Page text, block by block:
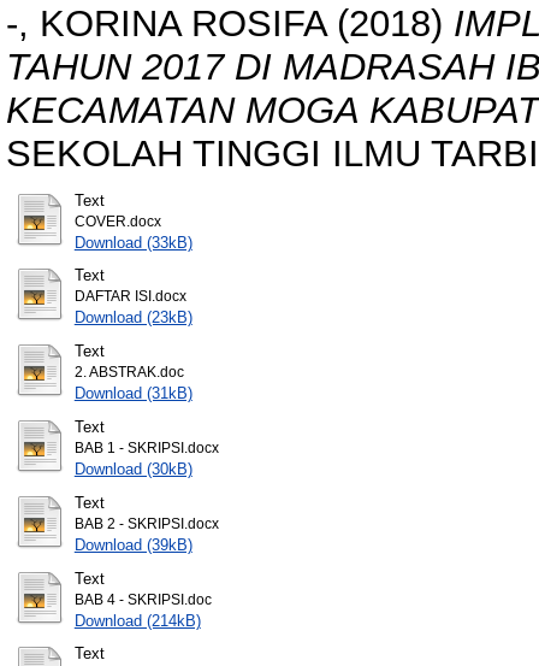
-, KORINA ROSIFA(2018)
TAHUN 2017 DI MADRASAH
KECAMATAN MOGA
SEKOLAH TINGGI ILMU
Text
COVER.docx
Download (33kB)
Text
DAFTAR ISI.docx
Download (23kB)
Text
2. ABSTRAK.doc
Download (31kB)
Text
BAB 1 - SKRIPSI.docx
Download (30kB)
Text
BAB 2 - SKRIPSI.docx
Download (39kB)
Text
BAB 4 - SKRIPSI.doc
Download (214kB)
Text